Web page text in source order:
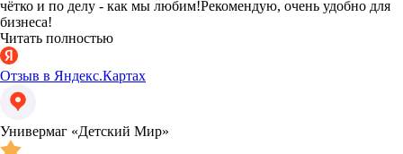
чётко и по делу - как мы любим!Рекомендую, очень удобно для
бизнеса!
Читать полностью
Отзыв в Яндекс.Картах
Универмаг «Детский Мир»